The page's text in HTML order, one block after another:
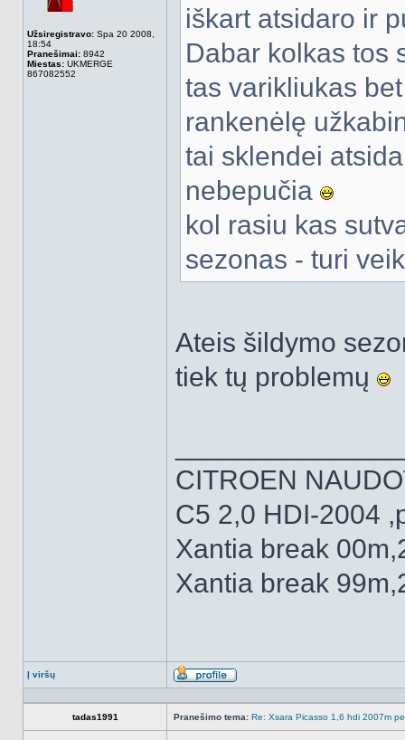
Užsiregistravo: Spa 20 2008,
18:54
Pranešimai: 8942
Miestas: UKMERGE
867082552
iškart atsidaro ir
Dabar kolkas tos
tas varikliukas
rankenėlę
tai sklendei
nebepučia
kol rasiu kas
sezonas - turi
Ateis šildymo
tiek tų problemų
CITROEN
C5 2,0 HDI-2004
Xantia break
Xantia break
Į viršų
Aprašymas
tadas1991 Pranešimo tema: Re: Xsara Picasso 1,6 hdi 2007m